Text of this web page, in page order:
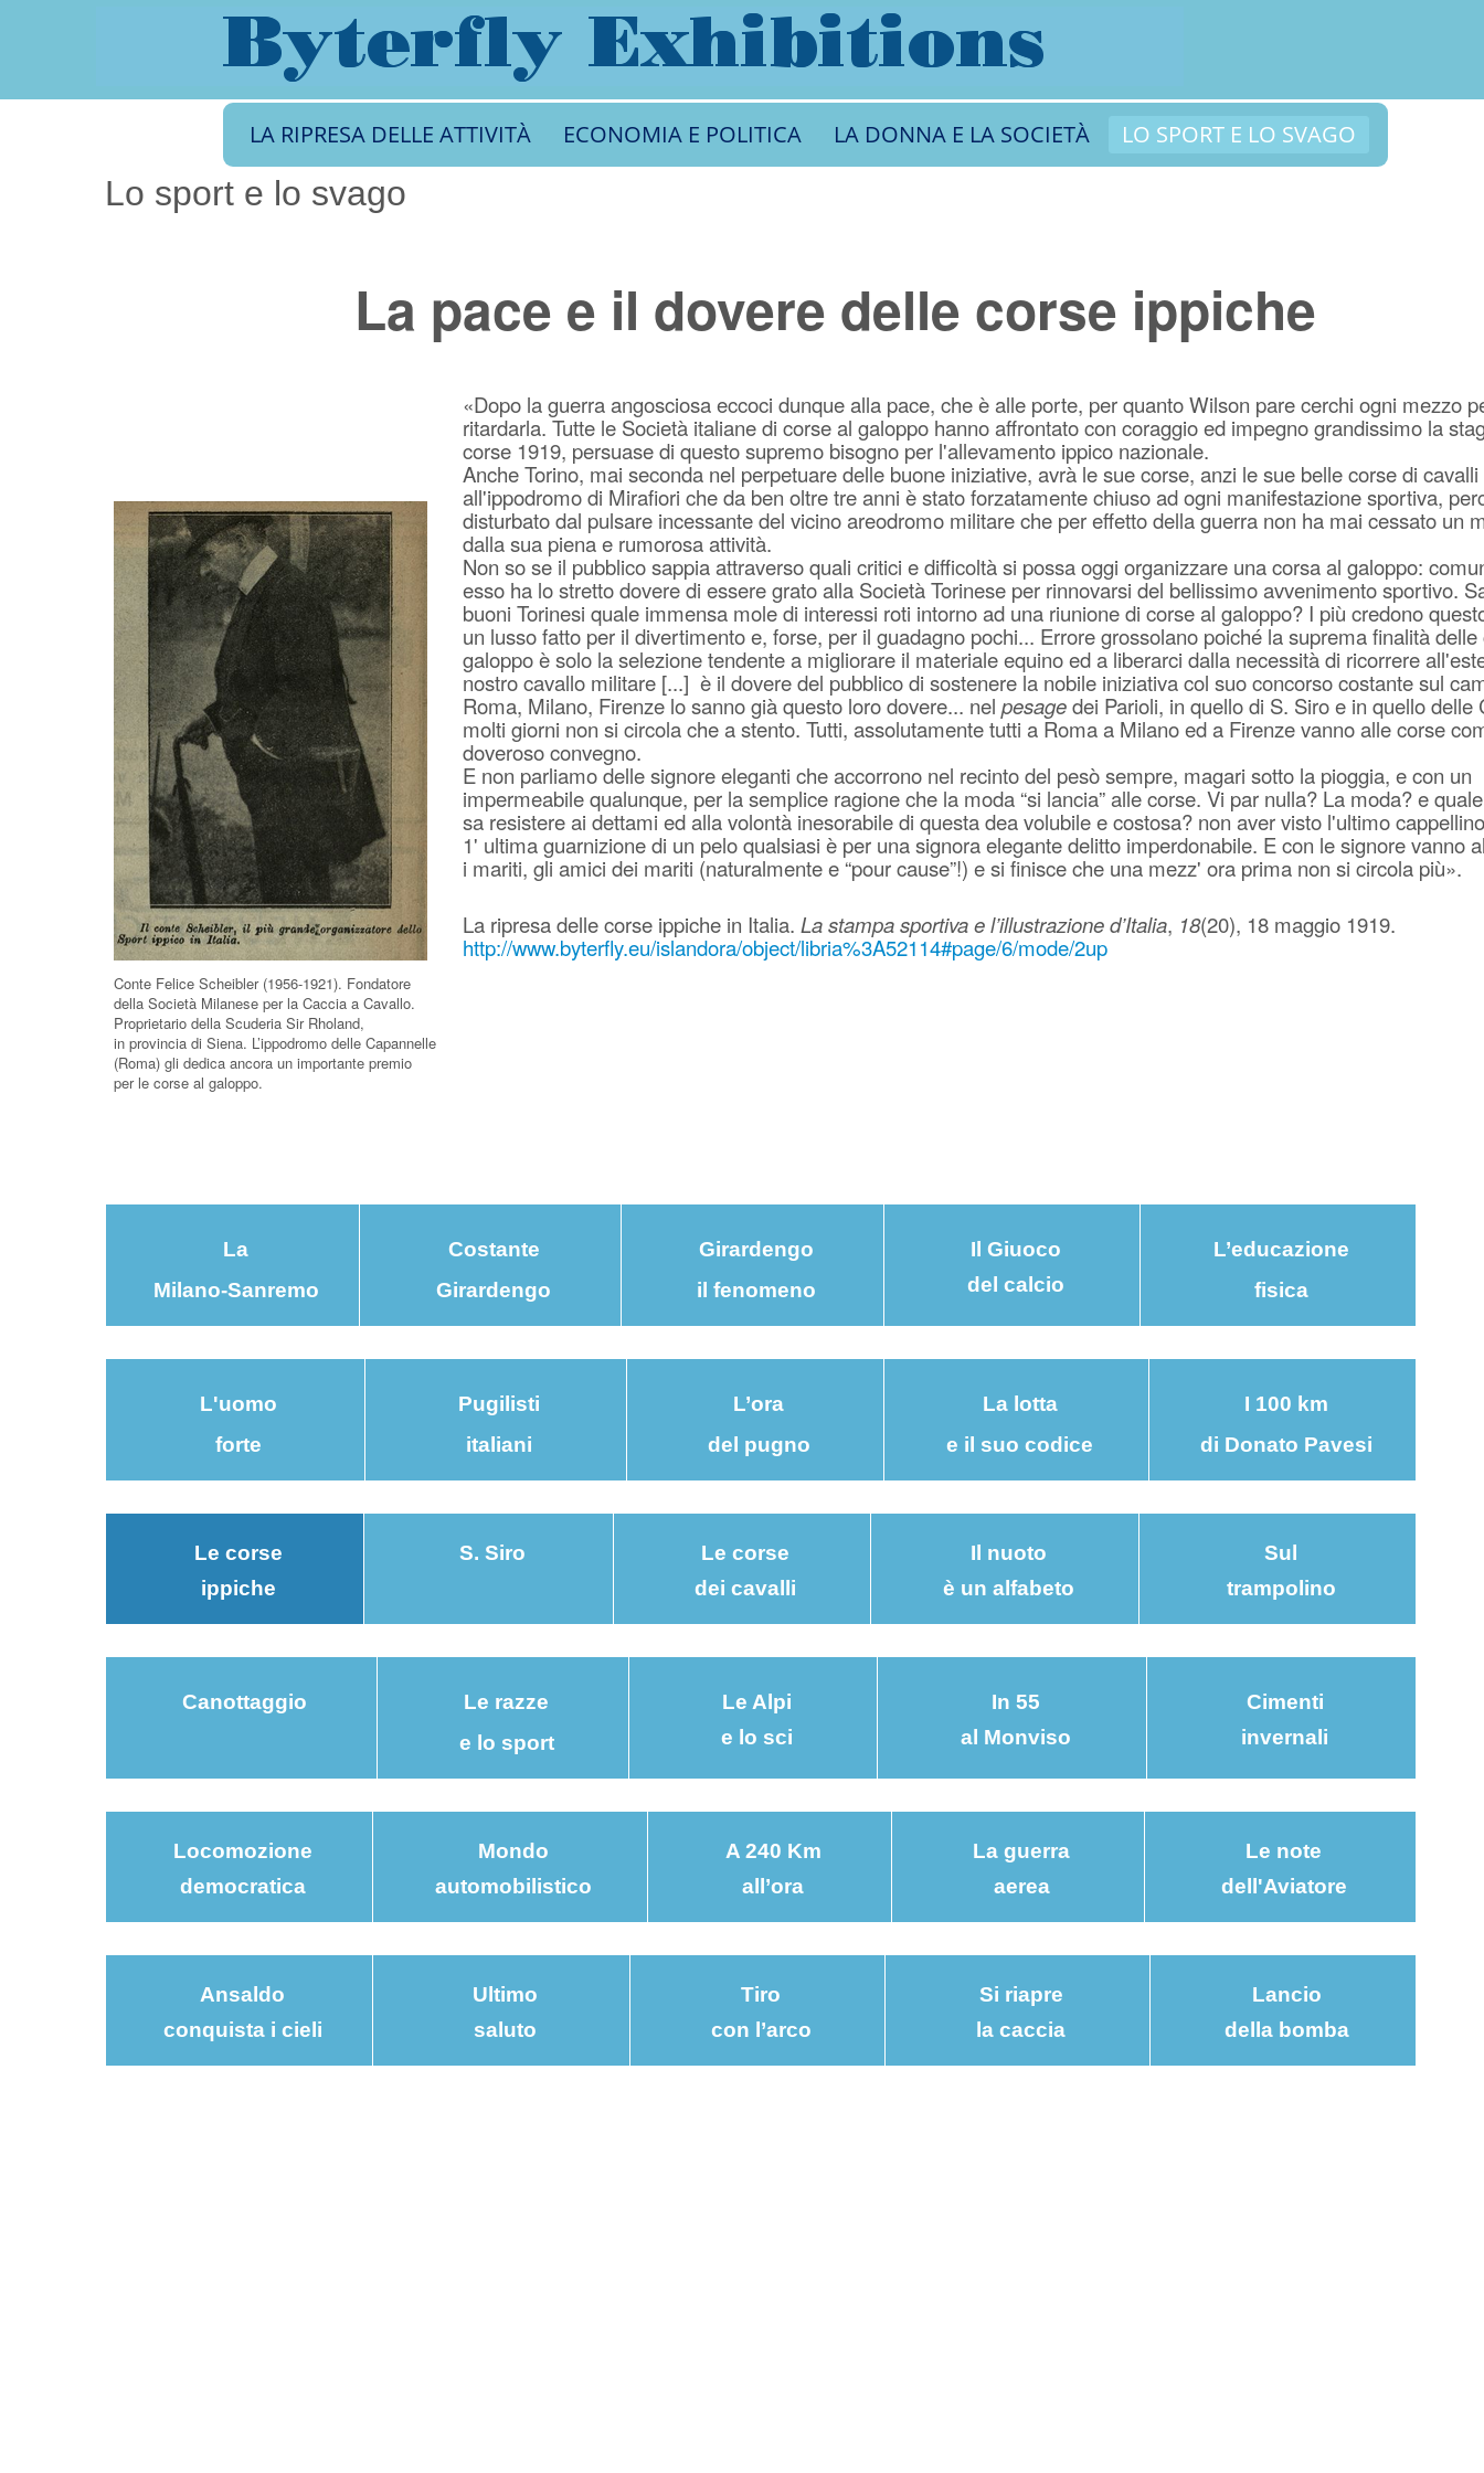
LA RIPRESA DELLE ATTIVITÀ ECONOMIA E POLITICA LA DONNA E LA SOCIETÀ LO SPORT E LO SVAGO
Lo sport e lo svago
La pace e il dovere delle corse ippiche
«Dopo la guerra angosciosa eccoci dunque alla pace, che è alle porte, per quanto Wilson pare cerchi ogni mezzo
ritardarla. Tutte le Società italiane di corse al galoppo hanno affrontato con coraggio ed impegno grandissimo la
corse 1919, persuase di questo supremo bisogno per l'allevamento ippico nazionale.
Anche Torino, mai seconda nel perpetuare delle buone iniziative, avrà le sue corse, anzi le sue belle corse di cavalli
all'ippodromo di Mirafiori che da ben oltre tre anni è stato forzatamente chiuso ad ogni manifestazione sportiva,
disturbato dal pulsare incessante del vicino areodromo militare che per effetto della guerra non ha mai cessato un
dalla sua piena e rumorosa attività.
Non so se il pubblico sappia attraverso quali critici e difficoltà si possa oggi organizzare una corsa al galoppo:
esso ha lo stretto dovere di essere grato alla Società Torinese per rinnovarsi del bellissimo avvenimento sportivo.
buoni Torinesi quale immensa mole di interessi roti intorno ad una riunione di corse al galoppo? I più credono
un lusso fatto per il divertimento e, forse, per il guadagno pochi... Errore grossolano poiché la suprema finalità delle
galoppo è solo la selezione tendente a migliorare il materiale equino ed a liberarci dalla necessità di ricorrere
nostro cavallo militare [...] è il dovere del pubblico di sostenere la nobile iniziativa col suo concorso costante sul
Roma, Milano, Firenze lo sanno già questo loro dovere... nel pesagedei Parioli, in quello di S. Siro e in quello delle
molti giorni non si circola che a stento. Tutti, assolutamente tutti a Roma a Milano ed a Firenze vanno alle corse
doveroso convegno.
E non parliamo delle signore eleganti che accorrono nel recinto del pesò sempre, magari sotto la pioggia, e con un
impermeabile qualunque, per la semplice ragione che la moda “si lancia” alle corse. Vi par nulla? La moda? e
sa resistere ai dettami ed alla volontà inesorabile di questa dea volubile e costosa? non aver visto l'ultimo
1' ultima guarnizione di un pelo qualsiasi è per una signora elegante delitto imperdonabile. E con le signore vanno
i mariti, gli amici dei mariti (naturalmente e “pour cause”!) e si finisce che una mezz' ora prima non si circola più».
La ripresa delle corse ippiche in Italia. La stampa sportiva e l’illustrazione d’Italia, 18(20), 18 maggio 1919.
http://www.byterfly.eu/islandora/object/libria%3A52114#page/6/mode/2up
Conte Felice Scheibler (1956-1921). Fondatore
della Società Milanese per la Caccia a Cavallo.
Proprietario della Scuderia Sir Rholand,
in provincia di Siena. L’ippodromo delle Capannelle
(Roma) gli dedica ancora un importante premio
per le corse al galoppo.
La
Milano-Sanremo
Costante
Girardengo
Girardengo
il fenomeno
Il Giuoco
del calcio
L’educazione
fisica
L'uomo
forte
Pugilisti
italiani
L’ora
del pugno
La lotta
e il suo codice
I 100 km
di Donato Pavesi
Le corse
ippiche
S. Siro
Le corse
dei cavalli
Il nuoto
è un alfabeto
Sul
trampolino
Canottaggio
Le razze
e lo sport
Le Alpi
e lo sci
In 55
al Monviso
Cimenti
invernali
Locomozione
democratica
Mondo
automobilistico
A 240 Km
all’ora
La guerra
aerea
Le note
dell'Aviatore
Ansaldo
conquista i cieli
Ultimo
saluto
Tiro
con l’arco
Si riapre
la caccia
Lancio
della bomba